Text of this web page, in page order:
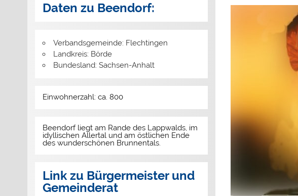
Daten zu Beendorf:
Verbandsgemeinde: Flechtingen
Landkreis: Börde
Bundesland: Sachsen-Anhalt
Einwohnerzahl: ca. 800
Beendorf liegt am Rande des Lappwalds, im
idyllischen Allertal und am östlichen Ende
des wunderschönen Brunnentals.
Link zu Bürgermeister und
Gemeinderat